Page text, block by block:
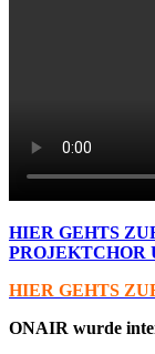
HIER GEHTS
PROJEKTCHOR
HIER GEHTS
ONAIR wurde